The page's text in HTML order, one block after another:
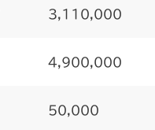
3,110,000
4,900,000
50,000